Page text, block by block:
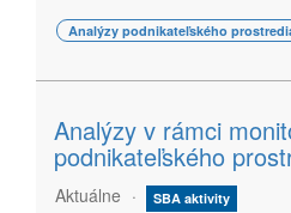
Analýzy podnikateľského
Analýzy v rámci
podnikateľského
Aktuálne SBA aktivity